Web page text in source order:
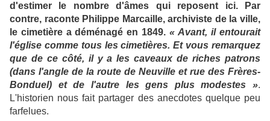
d'estimer le nombre d'âmes qui reposent ici. Par
contre, raconte Philippe Marcaille, archiviste de la ville,
le cimetière a déménagé en 1849. « Avant, il entourait
l'église comme tous les cimetières. Et vous remarquez
que de ce côté, il y a les caveaux de riches patrons
(dans l'angle de la route de Neuville et rue des Frères-
Bonduel) et de l'autre les gens plus modestes ».
L'historien nous fait partager des anecdotes quelque peu
farfelues.